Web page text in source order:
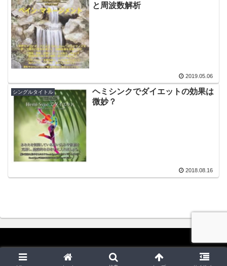
と周波数解析
2019.05.06
シングルタイトル
ヘミシンクでダイエットの効果は
微妙？
2018.08.16
Copyright © 2018-2026 ヘミシンク案内 All Rights Reserved.